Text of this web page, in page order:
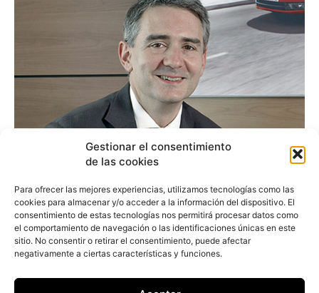
Gestionar el consentimiento
de las cookies
Para ofrecer las mejores experiencias, utilizamos tecnologías como las
cookies para almacenar y/o acceder a la información del dispositivo. El
consentimiento de estas tecnologías nos permitirá procesar datos como
el comportamiento de navegación o las identificaciones únicas en este
sitio. No consentir o retirar el consentimiento, puede afectar
negativamente a ciertas características y funciones.
Movilidad y Skoda: Hacer
es el nuevo Tener
Redacción - 4 de octubre de 2016
Teniendo en cuenta que me considero joven…,